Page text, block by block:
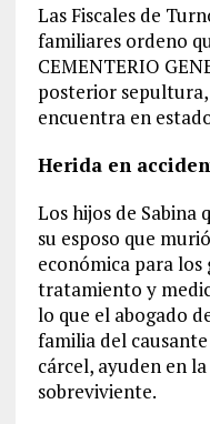
Las Fiscales de
familiares ordeno
CEMENTERIO
posterior
encuentra en
Herida en
Los hijos de Sabina
su esposo que
económica para los
tratamiento y
lo que el abogado
familia del
cárcel, ayuden en
sobreviviente.